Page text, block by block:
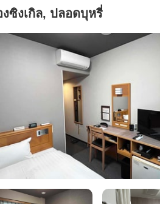
งซิงเกิล, ปลอดบุหรี่